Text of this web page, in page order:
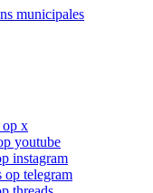
municipales
op x
youtube
instagram
op telegram